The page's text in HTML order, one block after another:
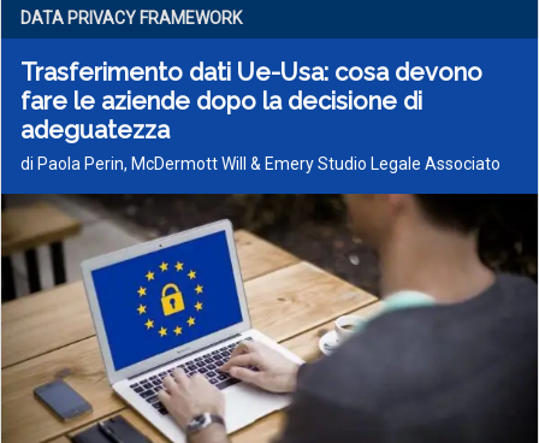
DATA PRIVACY FRAMEWORK
Trasferimento dati Ue-Usa: cosa devono
fare le aziende dopo la decisione di
adeguatezza
di Paola Perin, McDermott Will & Emery Studio Legale Associato